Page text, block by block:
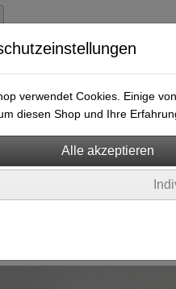
verwendet Cookies. Einige
diesen Shop und Ihre